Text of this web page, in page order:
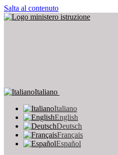
Salta al contenuto
Italiano
Italiano
English
Deutsch
Français
Español